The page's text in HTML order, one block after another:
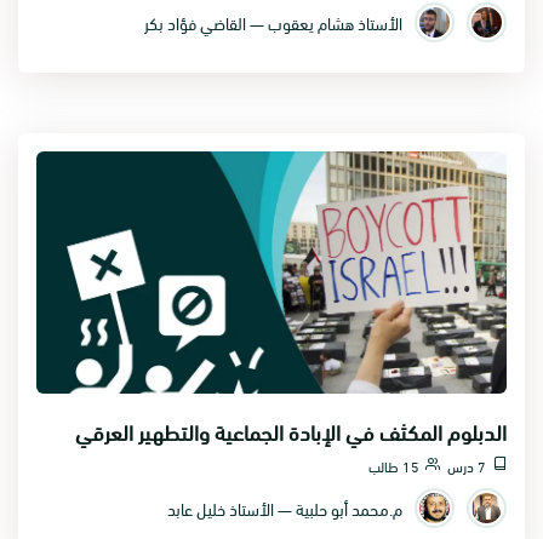
الأستاذ هشام يعقوب — القاضي فؤاد بكر
الدبلوم المكثف في الإبادة الجماعية والتطهير العرقي
7 درس 15 طالب
م.محمد أبو حلبية — الأستاذ خليل عابد